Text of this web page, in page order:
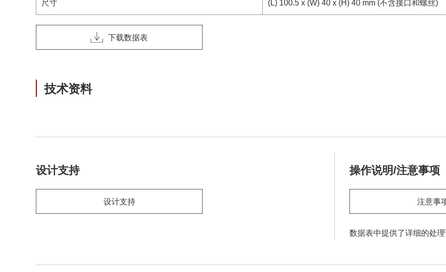
尺寸 (L) 100.5 x (W) 40 x (H) 40 mm (不含接口和螺丝)
下载数据表
技术资料
设计支持
设计支持
操作说明/注意事项
注意事
数据表中提供了详细的处